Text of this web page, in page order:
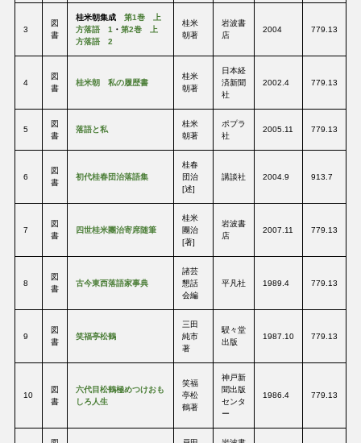
3
図
書
桂米朝集成 第1巻 上
方落語 1 ・ 第2巻 上
方落語 2
桂米
朝著
岩波書
店
2004 779.13
4
図
書
桂米朝 私の履歴書
桂米
朝著
日本経
済新聞
社
2002.4 779.13
5
図
書
落語と私
桂米
朝著
ポプラ
社
2005.11 779.13
6
図
書
初代桂春団治落語集
桂春
団治
[述]
講談社 2004.9 913.7
7
図
書
四世桂米團治寄席随筆
桂米
團治
[著]
岩波書
店
2007.11 779.13
8
図
書
古今東西落語家事典
諸芸
懇話
会編
平凡社 1989.4 779.13
9
図
書
笑福亭松鶴
三田
純市
著
駸々堂
出版
1987.10 779.13
10
図
書
六代目松鶴極めつけおも
しろ人生
笑福
亭松
鶴著
神戸新
聞出版
センタ
ー
1986.4 779.13